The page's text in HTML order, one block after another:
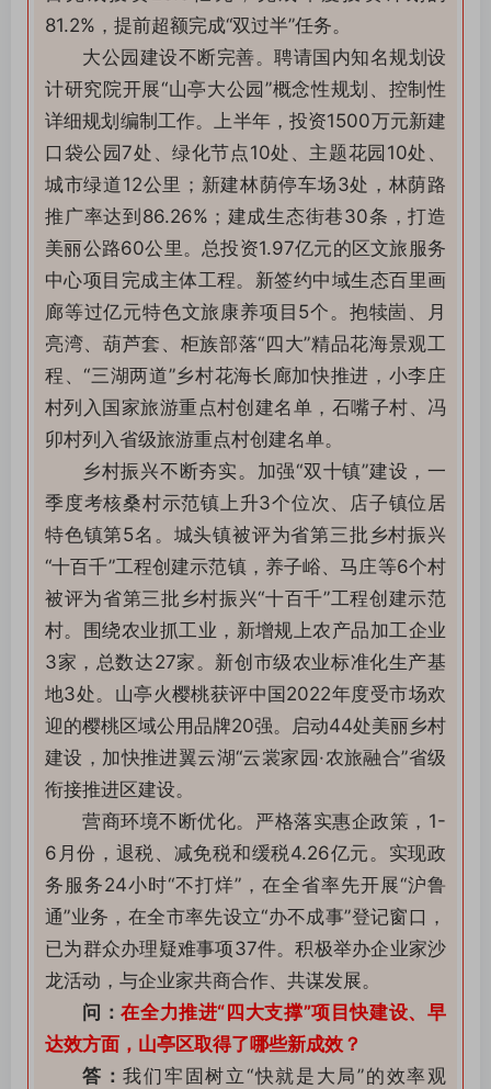
81.2%，提前超额完成“双过半”任务。
大公园建设不断完善。聘请国内知名规划设
计研究院开展“山亭大公园”概念性规划、控制性
详细规划编制工作。上半年，投资1500万元新建
口袋公园7处、绿化节点10处、主题花园10处、
城市绿道12公里；新建林荫停车场3处，林荫路
推广率达到86.26%；建成生态街巷30条，打造
美丽公路60公里。总投资1.97亿元的区文旅服务
中心项目完成主体工程。新签约中域生态百里画
廊等过亿元特色文旅康养项目5个。抱犊崮、月
亮湾、葫芦套、柜族部落“四大”精品花海景观工
程、“三湖两道”乡村花海长廊加快推进，小李庄
村列入国家旅游重点村创建名单，石嘴子村、冯
卯村列入省级旅游重点村创建名单。
乡村振兴不断夯实。 加强“双十镇”建设，一
季度考核桑村示范镇上升3个位次、店子镇位居
特色镇第5名。 城头镇被评为省第三批乡村振兴
“十百千”工程创建示范镇，养子峪、马庄等6个村
被评为省第三批乡村振兴“十百千”工程创建示范
村。
围绕农业抓工业，新增规上农产品加工企业
3家，总数达27家。 新创市级农业标准化生产基
地3处。 山亭火樱桃获评中国2022年度受市场欢
迎的樱桃区域公用品牌20强。 启动44处美丽乡村
建设，加快推进翼云湖“云裳家园·农旅融合”省级
衔接推进区建设。
营商环境不断优化。严格落实惠企政策，1-
6月份，退税、减免税和缓税4.26亿元。实现政
务服务24小时“不打烊”，在全省率先开展“沪鲁
通”业务，在全市率先设立“办不成事”登记窗口，
已为群众办理疑难事项37件。积极举办企业家沙
龙活动，与企业家共商合作、共谋发展。
问：在全力推进“四大支撑”项目快建设、早
达效方面，山亭区取得了哪些新成效？
答：我们牢固树立“快就是大局”的效率观